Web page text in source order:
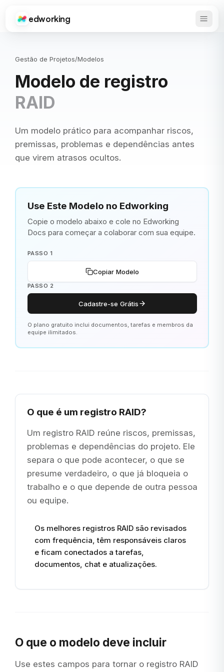
Edworking
edworking Abrir
Gestão de Projetos/Modelos
Modelo de registro
RAID
Um modelo prático para acompanhar riscos,
premissas, problemas e dependências antes
que virem atrasos ocultos.
Use Este Modelo no Edworking
Copie o modelo abaixo e cole no Edworking
Docs para começar a colaborar com sua equipe.
PASSO 1
Copiar Modelo
PASSO 2
Cadastre-se Grátis
O plano gratuito inclui documentos, tarefas e membros da
equipe ilimitados.
O que é um registro RAID?
Um registro RAID reúne riscos, premissas,
problemas e dependências do projeto. Ele
separa o que pode acontecer, o que se
presume verdadeiro, o que já bloqueia o
trabalho e o que depende de outra pessoa
ou equipe.
Os melhores registros RAID são revisados
com frequência, têm responsáveis claros
e ficam conectados a tarefas,
documentos, chat e atualizações.
O que o modelo deve incluir
Use estes campos para tornar o registro RAID